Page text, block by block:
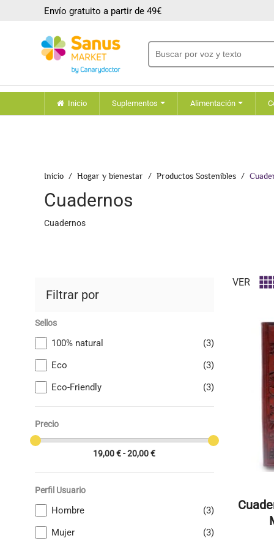
Envío gratuito a partir de 49€
Inicio Suplementos Alimentación
Inicio Hogar y bienestar Productos Sostenibles
Cuadernos
Cuadernos
Filtrar por
Sellos
100% natural
(3)
Eco
(3)
Eco-Friendly
(3)
Precio
19,00 € - 20,00 €
Perfil Usuario
Hombre
(3)
Mujer
(3)
VER